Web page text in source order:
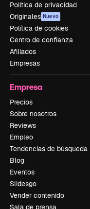
Política de privacidad
Originales Nuevo
Política de cookies
Centro de confianza
Afiliados
Empresas
Empresa
Precios
Sobre nosotros
Reviews
Empleo
Tendencias de búsqueda
Blog
Eventos
Slidesgo
Vender contenido
Sala de prensa